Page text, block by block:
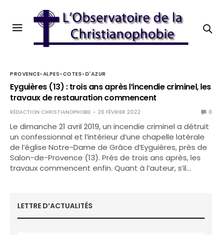
PROVENCE-ALPES-COTES-D'AZUR
Eyguières (13) : trois ans après l’incendie criminel, les
travaux de restauration commencent
RÉDACTION CHRISTIANOPHOBIE 26 FÉVRIER 2022 0
Le dimanche 21 avril 2019, un incendie criminel a détruit
un confessionnal et l’intérieur d’une chapelle latérale
de l’église Notre-Dame de Grâce d’Eyguières, près de
Salon-de-Provence (13). Près de trois ans après, les
travaux commencent enfin. Quant à l’auteur, s’il…
LETTRE D’ACTUALITÉS